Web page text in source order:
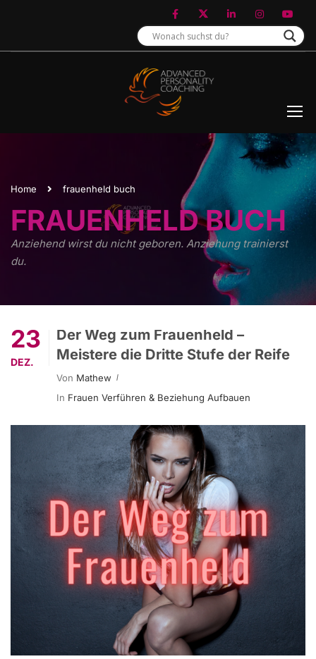
Home frauenheld buch
FRAUENHELD BUCH
Anziehend wirst du nicht geboren. Anziehung trainierst
du.
23
DEZ.
Der Weg zum Frauenheld –
Meistere die Dritte Stufe der Reife
Von Mathew
In Frauen Verführen & Beziehung Aufbauen